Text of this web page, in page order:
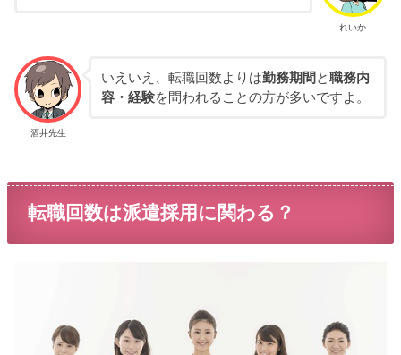
れいか
酒井先生
いえいえ、転職回数よりは勤務期間 と職務内
容・経験を問われることの方が多いですよ。
転職回数は派遣採用に関わる？